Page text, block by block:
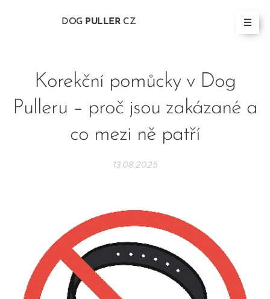
DOG PULLERCZ
Korekční pomůcky v Dog
Pulleru – proč jsou zakázané a
co mezi ně patří
13.08.2025